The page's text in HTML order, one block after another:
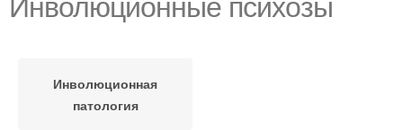
Инволюционные психозы
Инволюционная
патология